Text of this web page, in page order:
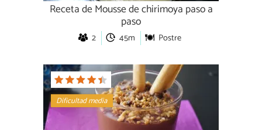
Receta de Mousse de chirimoya paso a
paso
2 45m Postre
Dificultad media